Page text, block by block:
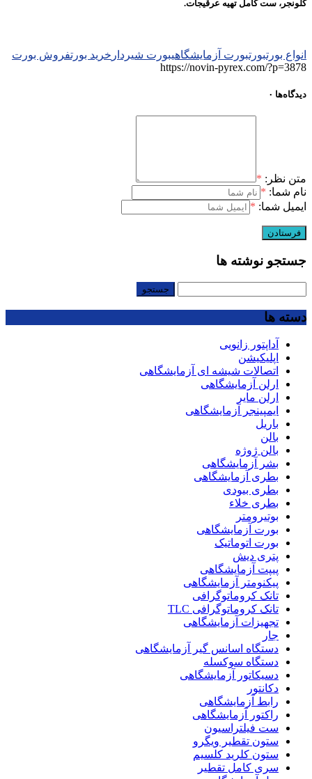
کلونجر، ست کامل تهیه عرقیجات.
انواع بورتبورتبورت آزمایشگاهیبورت شیردار خرید بورتفروش بورت
https://novin-pyrex.com/?p=3878
دیدگاه‌ها ۰
متن نظر: *
نام شما: *
ایمیل شما: *
جستجو نوشته ها
دسته ها
آداپتور زانویی
اپلیکیشن
اتصالات شیشه ای آزمایشگاهی
ارلن آزمایشگاهی
ارلن مایر
ایمپینجر آزمایشگاهی
باریل
بالن
بالن ژوژه
بشر آزمایشگاهی
بطری آزمایشگاهی
بطری بیودی
بطری خلاء
بوتیرومتر
بورت آزمایشگاهی
بورت اتوماتیک
پتری دیش
پیپت آزمایشگاهی
پیکنومتر آزمایشگاهی
تانک کروماتوگرافی
تانک کروماتوگرافی TLC
تجهیزات آزمایشگاهی
جار
دستگاه اسانس گیر آزمایشگاهی
دستگاه سوکسله
دسیکاتور آزمایشگاهی
دکانتور
رابط آزمایشگاهی
راکتور آزمایشگاهی
ست فیلتراسیون
ستون تقطیر ویگرو
ستون کلرید کلسیم
سری کامل تقطیر